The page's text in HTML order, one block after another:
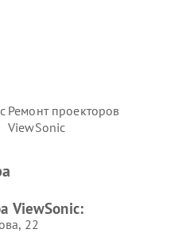
Ремонт проекторов
ViewSonic
ViewSonic:
22